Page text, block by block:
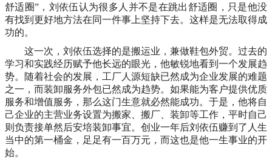
舒适圈”，刘依伍认为很多人并不是在跳出舒适圈，只是他没
有找到更好地方法在同一件事上坚持下去。这样是无法取得成
功的。
这一次，刘依伍选择的是搬运业，兼做鞋包外贸。过去的
学习和实践经历赋予他长远的眼光，他敏锐地看到一个发展趋
势。随着社会的发展，工厂人源短缺已然成为企业发展的难题
之一，而装卸服务外包已然成为趋势。如果能为客户提供优质
服务和增值服务，那么这门生意就必然能成功。于是，他将自
己企业的主营业务设置为搬家、搬厂、装卸等工作，平时自己
则负责接单然后安培装卸事宜。创业一年后刘依伍赚到了人生
当中的第一桶金，足足有一百万元，而这也是他一生事业的开
始。